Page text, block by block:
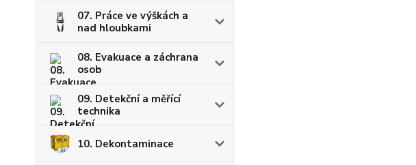
07. Práce ve výškách a
nad hloubkami
08. Evakuace a záchrana
osob
09. Detekční a měřící
technika
10. Dekontaminace